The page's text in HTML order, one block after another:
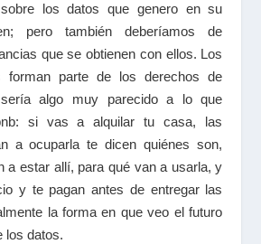
los datos que genero en su
pero también deberíamos de
que se obtienen con ellos. Los
forman parte de los derechos de
sería algo muy parecido a lo que
si vas a alquilar tu casa, las
a ocuparla te dicen quiénes son,
a estar allí, para qué van a usarla, y
y te pagan antes de entregar las
la forma en que veo el futuro
los datos.